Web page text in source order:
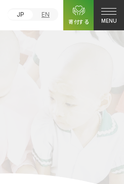
JP
EN
寄付する
MENU